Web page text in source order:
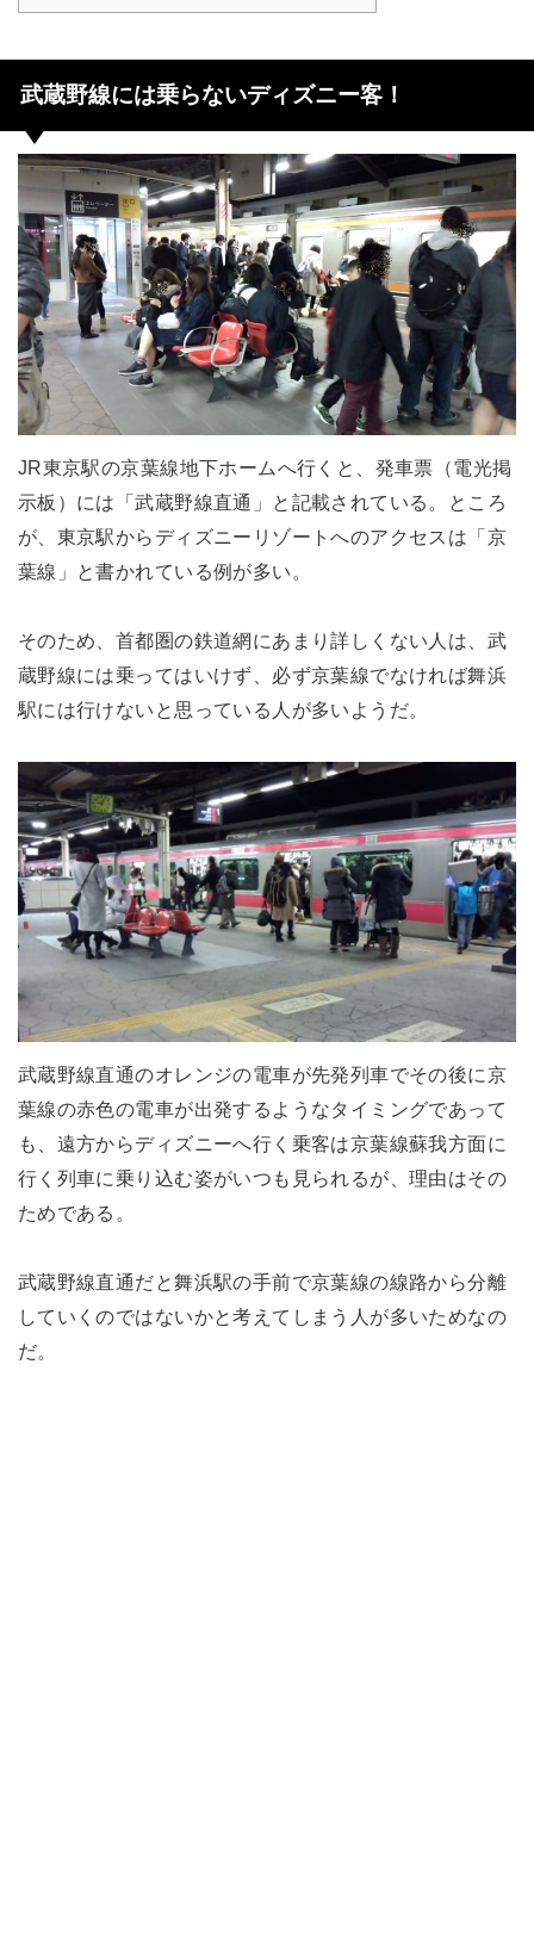
武蔵野線には乗らないディズニー客！
JR東京駅の京葉線地下ホームへ行くと、発車票（電光掲
示板）には「武蔵野線直通」と記載されている。ところ
が、東京駅からディズニーリゾートへのアクセスは「京
葉線」と書かれている例が多い。
そのため、首都圏の鉄道網にあまり詳しくない人は、武
蔵野線には乗ってはいけず、必ず京葉線でなければ舞浜
駅には行けないと思っている人が多いようだ。
武蔵野線直通のオレンジの電車が先発列車でその後に京
葉線の赤色の電車が出発するようなタイミングであって
も、遠方からディズニーへ行く乗客は京葉線蘇我方面に
行く列車に乗り込む姿がいつも見られるが、理由はその
ためである。
武蔵野線直通だと舞浜駅の手前で京葉線の線路から分離
していくのではないかと考えてしまう人が多いためなの
だ。